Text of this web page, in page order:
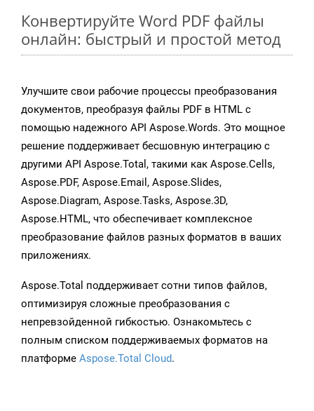
Конвертируйте Word PDF файлы
онлайн: быстрый и простой метод
Улучшите свои рабочие процессы преобразования
документов, преобразуя файлы PDF в HTML с
помощью надежного API Aspose.Words. Это мощное
решение поддерживает бесшовную интеграцию с
другими API Aspose.Total, такими как Aspose.Cells,
Aspose.PDF, Aspose.Email, Aspose.Slides,
Aspose.Diagram, Aspose.Tasks, Aspose.3D,
Aspose.HTML, что обеспечивает комплексное
преобразование файлов разных форматов в ваших
приложениях.
Aspose.Total поддерживает сотни типов файлов,
оптимизируя сложные преобразования с
непревзойденной гибкостью. Ознакомьтесь с
полным списком поддерживаемых форматов на
платформе Aspose.Total Cloud.